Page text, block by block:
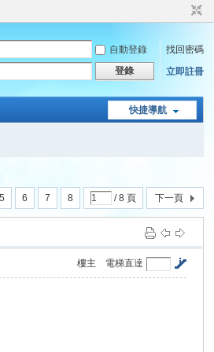
自動登錄
找回密碼
登錄 立即註冊
快捷導航
5 6 7 8 / 8 頁 下一頁
電梯直達
樓主